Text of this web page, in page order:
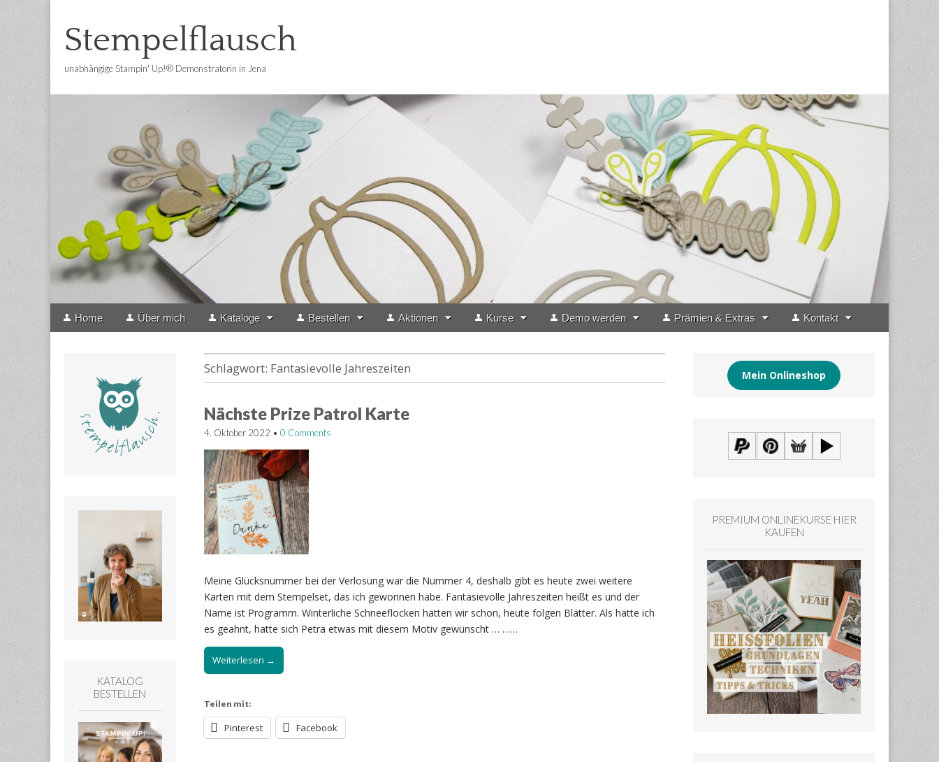
Stempelflausch
unabhängige Stampin' Up!® Demonstratorin in Jena
Main
Skip
Home Über mich Kataloge Bestellen Aktionen Kurse Demo werden Prämien & Extras Kontakt
Schlagwort: Fantasievolle Jahreszeiten
Nächste Prize Patrol Karte
4. Oktober 2022 • 0 Comments
Meine Glücksnummer bei der Verlosung war die Nummer 4, deshalb gibt es heute zwei weitere
Karten mit dem Stempelset, das ich gewonnen habe. Fantasievolle Jahreszeiten heißt es und der
Name ist Programm. Winterliche Schneeflocken hatten wir schon, heute folgen Blätter. Als hätte ich
es geahnt, hatte sich Petra etwas mit diesem Motiv gewünscht … ……
Weiterlesen →
Teilen mit:
Pinterest Facebook
KATALOG
BESTELLEN
Mein Onlineshop
PREMIUM ONLINEKURSE HIER
KAUFEN